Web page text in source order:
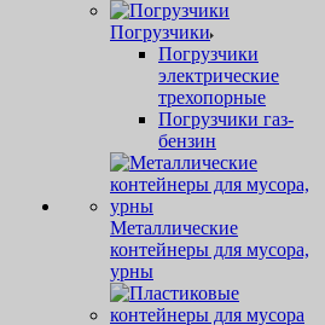
Погрузчики
Погрузчики
электрические
трехопорные
Погрузчики газ-
бензин
Металлические
контейнеры для мусора,
урны